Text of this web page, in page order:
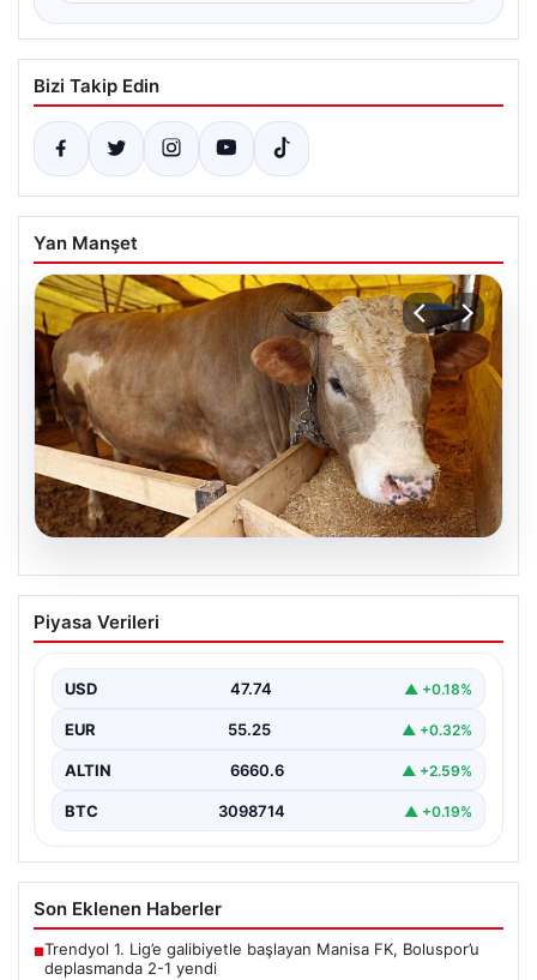
Bizi Takip Edin
Yan Manşet
07.08.2026
Kurbanlık fiyatları il il sorgulama ekranı
2026: Büyükbaş ve küçükbaş canlı kilo
ve tüm illerin kurbanlık fiyatları
Piyasa Verileri
USD 47.74 ▲ +0.18%
EUR 55.25 ▲ +0.32%
ALTIN 6660.6 ▲ +2.59%
BTC 3098714 ▲ +0.19%
Son Eklenen Haberler
■Trendyol 1. Lig’e galibiyetle başlayan Manisa FK, Boluspor’u
deplasmanda 2-1 yendi